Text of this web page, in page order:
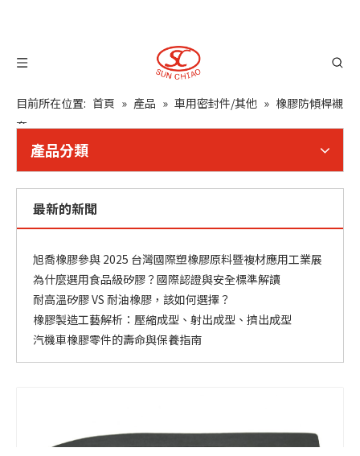
目前所在位置: 首頁 » 產品 » 車用密封件/其他 » 橡膠防傾桿襯
套
產品分類
最新的新聞
橡膠零件常見問題與解決方案
旭喬橡膠關注 CHINAPLAS 2025
旭喬橡膠參與 2025 台灣國際塑橡膠原料暨複材應用工業展
為什麼選用食品級矽膠？國際認證與安全標準解讀
耐高溫矽膠 VS 耐油橡膠，該如何選擇？
橡膠製造工藝解析：壓縮成型、射出成型、擠出成型
汽機車橡膠零件的壽命與保養指南
為什麼選用食品級矽膠？國際認證與安全標準解讀